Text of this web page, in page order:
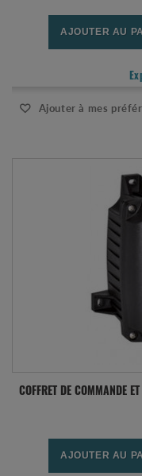
AJOUTER AU
Ajouter à mes
COFFRET DE COMMANDE
AJOUTER AU